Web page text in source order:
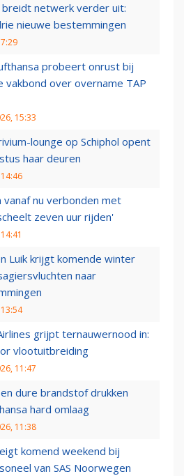
breidt netwerk verder uit:
nieuwe bestemmingen
probeert onrust bij
vakbond over overname TAP
15:33
lounge op Schiphol opent
haar deuren
vanaf nu verbonden met
zeven uur rijden'
Luik krijgt komende winter
naar
grijpt ternauwernood in:
vlootuitbreiding
11:47
dure brandstof drukken
hard omlaag
11:38
komend weekend bij
van SAS Noorwegen